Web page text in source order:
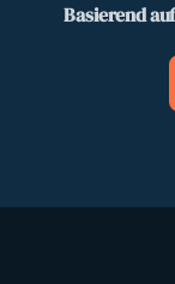
Basierend